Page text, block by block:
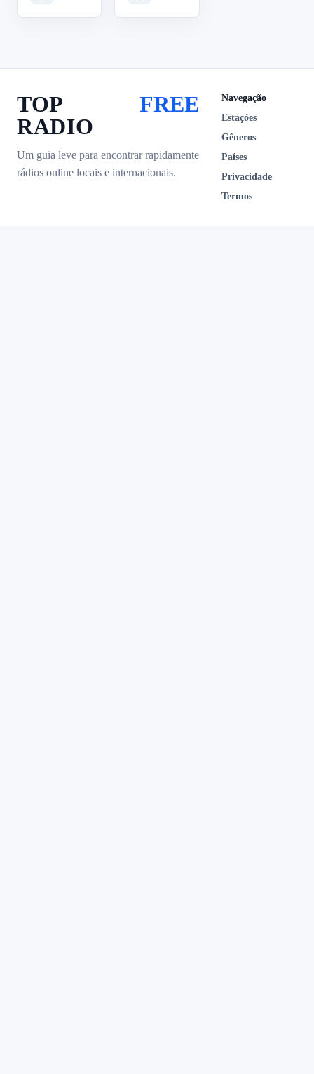
TOP
RADIO
FREE
Um guia leve para encontrar rapidamente
rádios online locais e internacionais.
Navegação
Estações
Gêneros
Países
Privacidade
Termos